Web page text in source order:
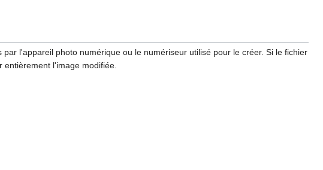
l'appareil photo numérique ou le numériseur utilisé pour le créer. Si le fichier
entièrement l'image modifiée.